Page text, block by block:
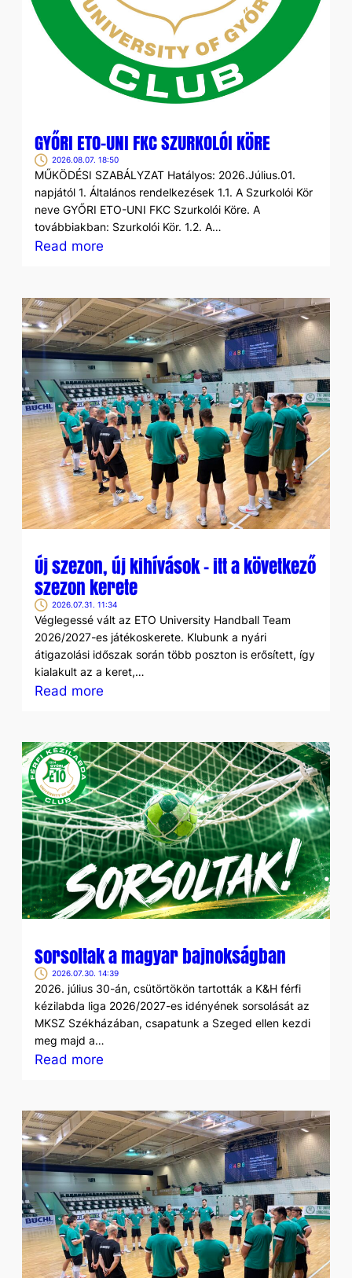
GYŐRI ETO-UNI FKC SZURKOLÓI KÖRE
2026.08.07. 18:50
MŰKÖDÉSI SZABÁLYZAT Hatályos: 2026.Július.01.
napjától 1. Általános rendelkezések 1.1. A Szurkolói Kör
neve GYŐRI ETO-UNI FKC Szurkolói Köre. A
továbbiakban: Szurkolói Kör. 1.2. A…
Read more
UNI
FKC
SZURKOLÓI
KÖRE
Új szezon, új kihívások – itt a következő
szezon kerete
2026.07.31. 11:34
Véglegessé vált az ETO University Handball Team
2026/2027-es játékoskerete. Klubunk a nyári
átigazolási időszak során több poszton is erősített, így
kialakult az a keret,…
Read more
új
kihívások
–
itt
a
következő
szezon
kerete
Sorsoltak a magyar bajnokságban
2026.07.30. 14:39
2026. július 30-án, csütörtökön tartották a K&H férfi
kézilabda liga 2026/2027-es idényének sorsolását az
MKSZ Székházában, csapatunk a Szeged ellen kezdi
meg majd a…
Read more
magyar
bajnokságban